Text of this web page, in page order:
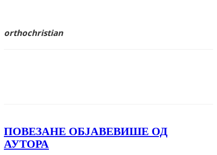
orthochristian
ПОВЕЗАНЕ ОБЈАВЕВИШЕ ОД
АУТОРА